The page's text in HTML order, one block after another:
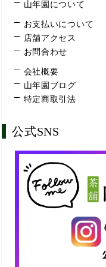
山年園について
お支払いについて
店舗アクセス
お問合わせ
会社概要
山年園ブログ
特定商取引法
公式SNS